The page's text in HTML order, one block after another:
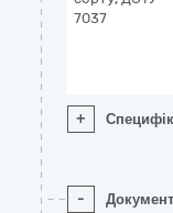
7037
+
-